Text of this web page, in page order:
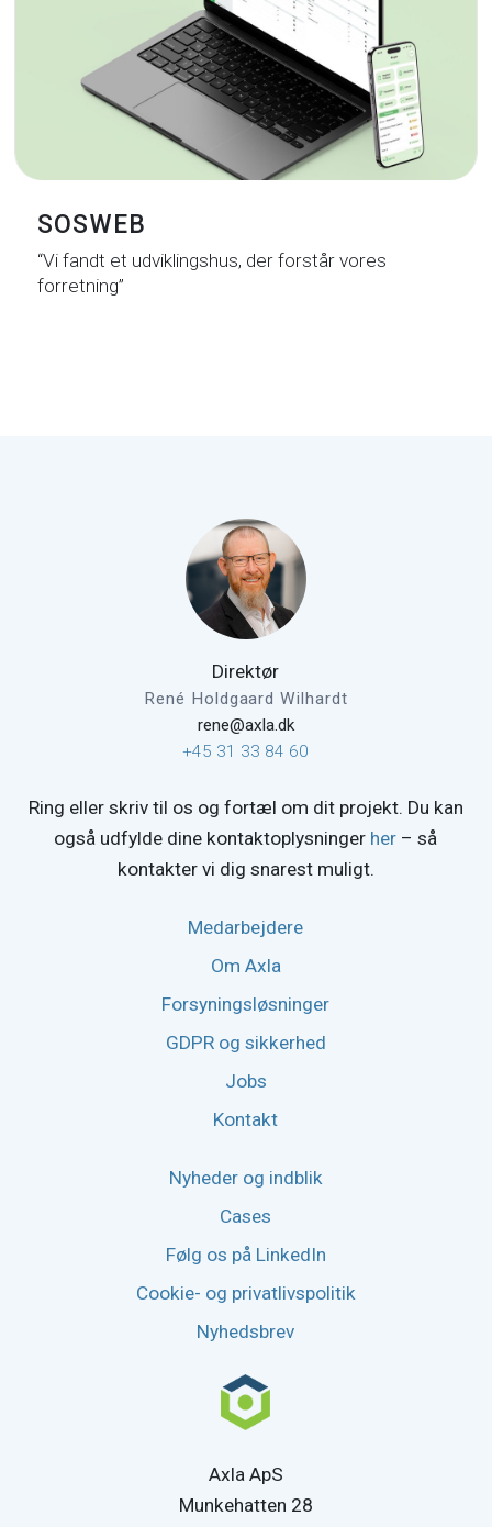
SOSWEB
“Vi fandt et udviklingshus, der forstår vores
forretning”
Direktør
René Holdgaard Wilhardt
rene@axla.dk
+45 31 33 84 60
Ring eller skriv til os og fortæl om dit projekt. Du kan
også udfylde dine kontaktoplysninger her – så
kontakter vi dig snarest muligt.
Medarbejdere
Om Axla
Forsyningsløsninger
GDPR og sikkerhed
Jobs
Kontakt
Nyheder og indblik
Cases
Følg os på LinkedIn
Cookie- og privatlivspolitik
Nyhedsbrev
Axla ApS
Munkehatten 28